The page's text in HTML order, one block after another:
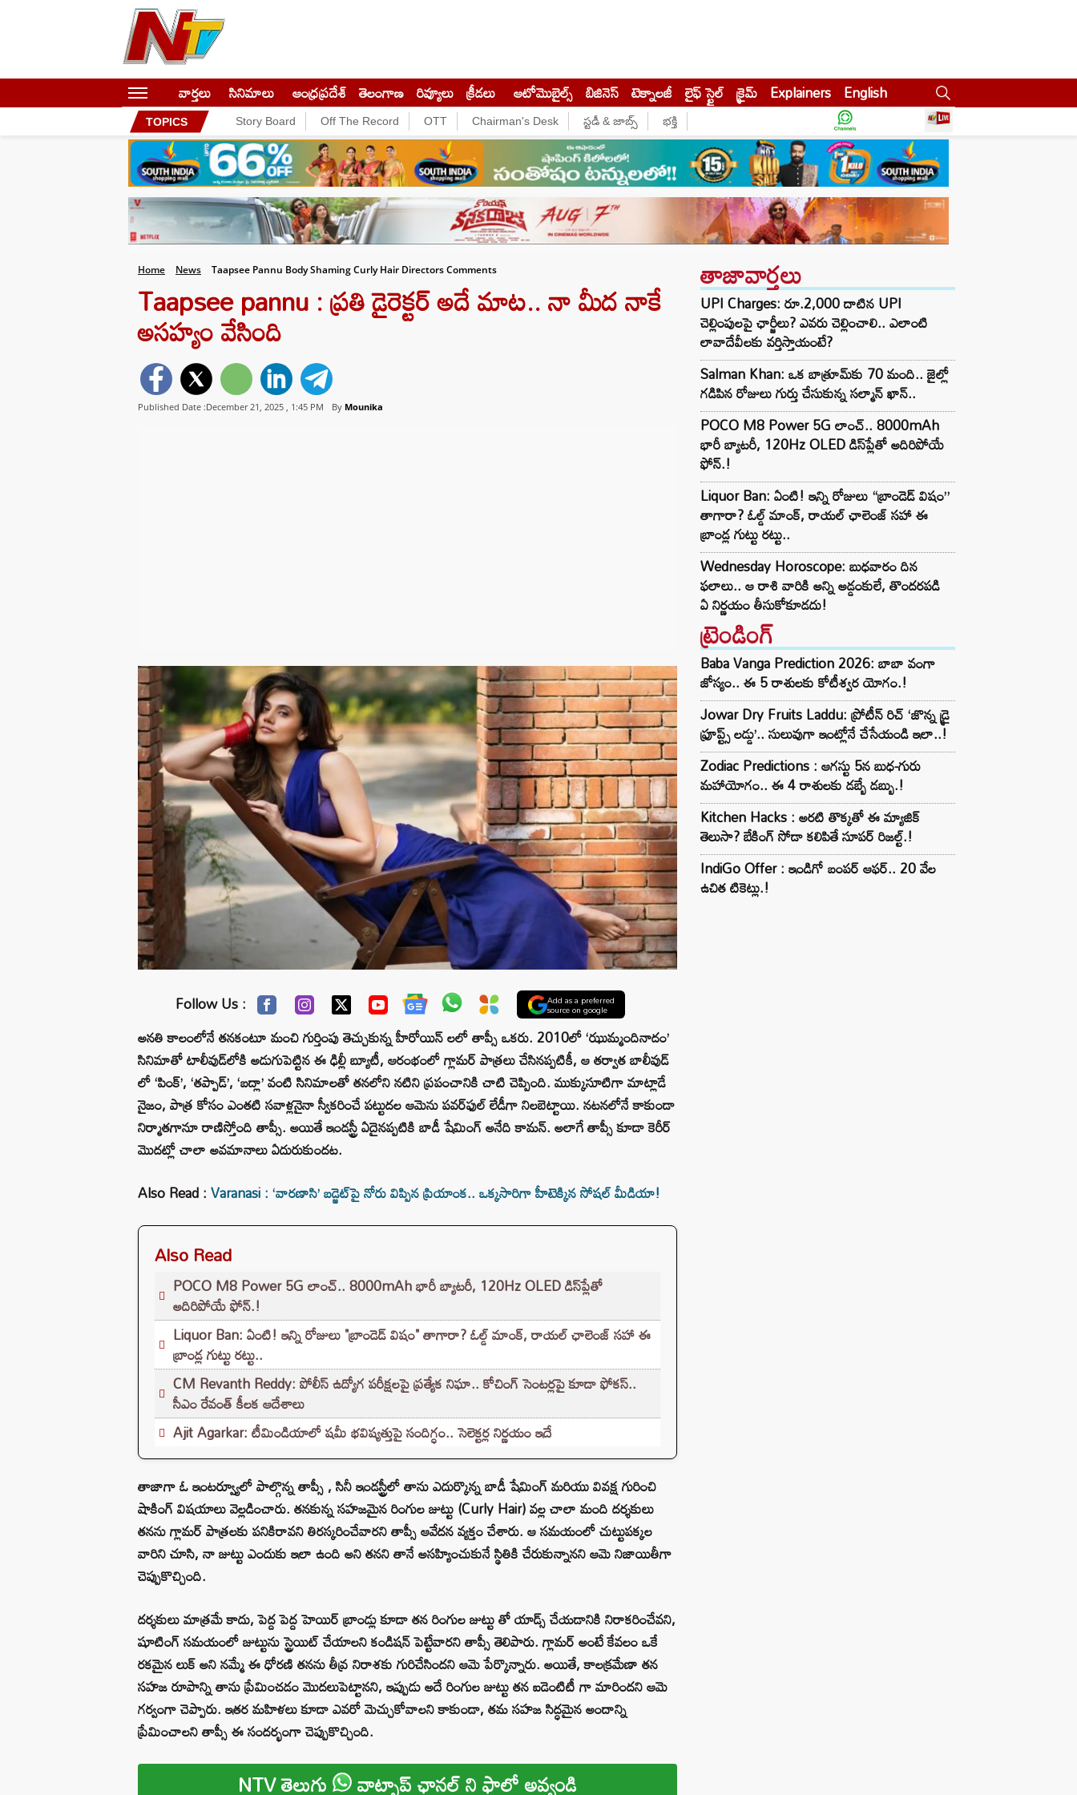
వార్తలు సినిమాలు ఆంధ్రప్రదేశ్ తెలంగాణ రివ్యూలు క్రీడలు ఆటోమొబైల్స్ బిజినెస్‌ టెక్నాలజీ లైఫ్ స్టైల్ క్రైమ్ Explainers English
TOPICS Story Board Off The Record OTT Chairman's Desk స్టడీ & జాబ్స్ భక్తి
Home News Taapsee Pannu Body Shaming Curly Hair Directors Comments
Taapsee pannu : ప్రతి డైరెక్టర్ అదే మాట.. నా మీద నాకే
అసహ్యం వేసింది
Published Date :December 21, 2025 , 1:45 PM By Mounika
Follow Us : Add as a preferred
source on google
అనతి కాలంలోనే తనకంటూ మంచి గుర్తింపు తెచ్చుకున్న హీరోయిన్ లలో తాప్సీ ఒకరు. 2010లో ‘ఝుమ్మందినాదం’
సినిమాతో టాలీవుడ్‌లోకి అడుగుపెట్టిన ఈ ఢిల్లీ బ్యూటీ, ఆరంభంలో గ్లామర్ పాత్రలు చేసినప్పటికీ, ఆ తర్వాత బాలీవుడ్
లో ‘పింక్’, ‘తప్పాడ్’, ‘బద్లా’ వంటి సినిమాలతో తనలోని నటిని ప్రపంచానికి చాటి చెప్పింది. ముక్కుసూటిగా మాట్లాడే
నైజం, పాత్ర కోసం ఎంతటి సవాళ్లనైనా స్వీకరించే పట్టుదల ఆమెను పవర్‌ఫుల్ లేడీగా నిలబెట్టాయి. నటనలోనే కాకుండా
నిర్మాతగానూ రాణిస్తోంది తాప్సీ. అయితే ఇండస్ట్రీ ఏదైనప్పటికి బాడీ షేమింగ్ అనేది కామన్. అలాగే తాప్సీ కూడా కెరీర్
మొదట్లో చాలా అవమానాలు ఏదురుకుందట.
Also Read :Varanasi : ‘వారణాసి’ బడ్జెట్‌పై నోరు విప్పిన ప్రియాంక.. ఒక్కసారిగా హీటెక్కిన సోషల్ మీడియా!
Also Read
POCO M8 Power 5G లాంచ్.. 8000mAh భారీ బ్యాటరీ, 120Hz OLED డిస్‌ప్లేతో
అదిరిపోయే ఫోన్.!
Liquor Ban: ఏంటి! ఇన్ని రోజులు "బ్రాండెడ్ విషం" తాగారా? ఓల్డ్ మాంక్, రాయల్ ఛాలెంజ్‌ సహా ఈ
బ్రాండ్ల గుట్టు రట్టు..
CM Revanth Reddy: పోలీస్ ఉద్యోగ పరీక్షలపై ప్రత్యేక నిఘా.. కోచింగ్ సెంటర్లపై కూడా ఫోకస్..
సీఎం రేవంత్ కీలక ఆదేశాలు
Ajit Agarkar: టీమిండియాలో షమీ భవిష్యత్తుపై సందిగ్ధం.. సెలెక్టర్ల నిర్ణయం ఇదే
తాజాగా ఓ ఇంటర్వ్యూలో పాల్గొన్న తాప్సీ , సినీ ఇండస్ట్రీలో తాను ఎదుర్కొన్న బాడీ షేమింగ్ మరియు వివక్ష గురించి
షాకింగ్ విషయాలు వెల్లడించారు. తనకున్న సహజమైన రింగుల జుట్టు (Curly Hair) వల్ల చాలా మంది దర్శకులు
తనను గ్లామర్ పాత్రలకు పనికిరావని తిరస్కరించేవారని తాప్సీ ఆవేదన వ్యక్తం చేశారు. ఆ సమయంలో చుట్టుపక్కల
వారిని చూసి, నా జుట్టు ఎందుకు ఇలా ఉంది అని తనని తానే అసహ్యించుకునే స్థితికి చేరుకున్నానని ఆమె నిజాయితీగా
చెప్పుకొచ్చింది.
దర్శకులు మాత్రమే కాదు, పెద్ద పెద్ద హెయిర్ బ్రాండ్లు కూడా తన రింగుల జుట్టు తో యాడ్స్ చేయడానికి నిరాకరించేవని,
షూటింగ్ సమయంలో జుట్టును స్ట్రెయిట్ చేయాలని కండిషన్ పెట్టేవారని తాప్సీ తెలిపారు. గ్లామర్ అంటే కేవలం ఒకే
రకమైన లుక్ అని నమ్మే ఈ ధోరణి తనను తీవ్ర నిరాశకు గురిచేసిందని ఆమె పేర్కొన్నారు. అయితే, కాలక్రమేణా తన
సహజ రూపాన్ని తాను ప్రేమించడం మొదలుపెట్టానని, ఇప్పుడు అదే రింగుల జుట్టు తన ఐడెంటిటీ గా మారిందని ఆమె
గర్వంగా చెప్పారు. ఇతర మహిళలు కూడా ఎవరో మెచ్చుకోవాలని కాకుండా, తమ సహజ సిద్ధమైన అందాన్ని
ప్రేమించాలని తాప్సీ ఈ సందర్భంగా చెప్పుకొచ్చింది.
NTV తెలుగు వాట్సాప్ ఛానల్ ని ఫాలో అవ్వండి
తాజావార్తలు
UPI Charges: రూ.2,000 దాటిన UPI
చెల్లింపులపై ఛార్జీలు? ఎవరు చెల్లించాలి.. ఎలాంటి
లావాదేవీలకు వర్తిస్తాయంటే?
Salman Khan: ఒక బాత్రూమ్‌కు 70 మంది.. జైల్లో
గడిపిన రోజులు గుర్తు చేసుకున్న సల్మాన్ ఖాన్..
POCO M8 Power 5G లాంచ్.. 8000mAh
భారీ బ్యాటరీ, 120Hz OLED డిస్‌ప్లేతో అదిరిపోయే
ఫోన్.!
Liquor Ban: ఏంటి! ఇన్ని రోజులు “బ్రాండెడ్ విషం”
తాగారా? ఓల్డ్ మాంక్, రాయల్ ఛాలెంజ్‌ సహా ఈ
బ్రాండ్ల గుట్టు రట్టు..
Wednesday Horoscope: బుధవారం దిన
ఫలాలు.. ఆ రాశి వారికి అన్ని అడ్డంకులే, తొందరపడి
ఏ నిర్ణయం తీసుకోకూడదు!
ట్రెండింగ్‌
Baba Vanga Prediction 2026: బాబా వంగా
జోస్యం.. ఈ 5 రాశులకు కోటీశ్వర యోగం.!
Jowar Dry Fruits Laddu: ప్రోటీన్ రిచ్ ‘జొన్న డ్రై
ఫ్రూప్ట్స్ లడ్డు’.. సులువుగా ఇంట్లోనే చేసేయండి ఇలా..!
Zodiac Predictions : ఆగస్టు 5న బుధ-గురు
మహాయోగం.. ఈ 4 రాశులకు డబ్బే డబ్బు.!
Kitchen Hacks : అరటి తొక్కతో ఈ మ్యాజిక్
తెలుసా? బేకింగ్ సోడా కలిపితే సూపర్ రిజల్ట్.!
IndiGo Offer : ఇండిగో బంపర్ ఆఫర్.. 20 వేల
ఉచిత టికెట్లు.!